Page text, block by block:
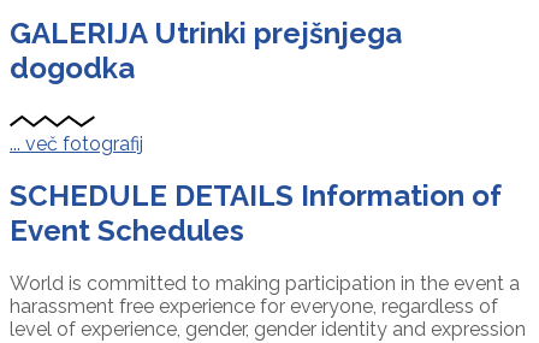
GALERIJAUtrinki prejšnjega
dogodka
... več fotografij
SCHEDULE DETAILS Information of
Event Schedules
World is committed to making participation in the event a
harassment free experience for everyone, regardless of
level of experience, gender, gender identity and expression